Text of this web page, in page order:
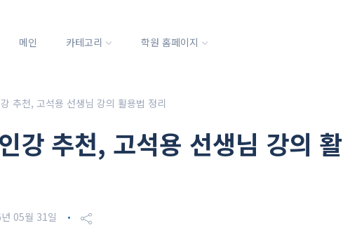
메인 카테고리 학원 홈페이지
추천, 고석용 선생님 강의 활용법 정리
강 추천, 고석용 선생님 강의 활
05월 31일